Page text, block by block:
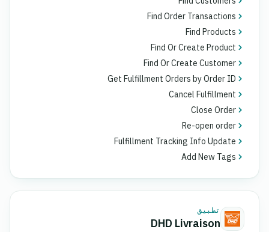
Find Order Transactions
Find Products
Find Or Create Product
Find Or Create Customer
Get Fulfillment Orders by Order ID
Cancel Fulfillment
Close Order
Re-open order
Fulfillment Tracking Info Update
Add New Tags
تطبيق
DHD Livraison